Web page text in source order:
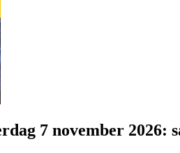
7 november 2026: